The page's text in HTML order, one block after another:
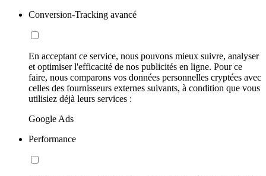
Conversion-Tracking avancé
En acceptant ce service, nous pouvons mieux suivre, analyser
et optimiser l'efficacité de nos publicités en ligne. Pour ce
faire, nous comparons vos données personnelles cryptées avec
celles des fournisseurs externes suivants, à condition que vous
utilisiez déjà leurs services :
Google Ads
Performance